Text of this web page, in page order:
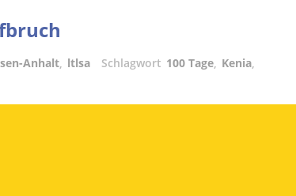
Anhalt, ltlsa Schlagwort 100 Tage, Kenia,